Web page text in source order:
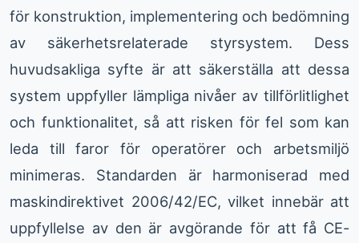
för konstruktion, implementering och bedömning
av säkerhetsrelaterade styrsystem. Dess
huvudsakliga syfte är att säkerställa att dessa
system uppfyller lämpliga nivåer av tillförlitlighet
och funktionalitet, så att risken för fel som kan
leda till faror för operatörer och arbetsmiljö
minimeras. Standarden är harmoniserad med
maskindirektivet 2006/42/EC, vilket innebär att
uppfyllelse av den är avgörande för att få CE-